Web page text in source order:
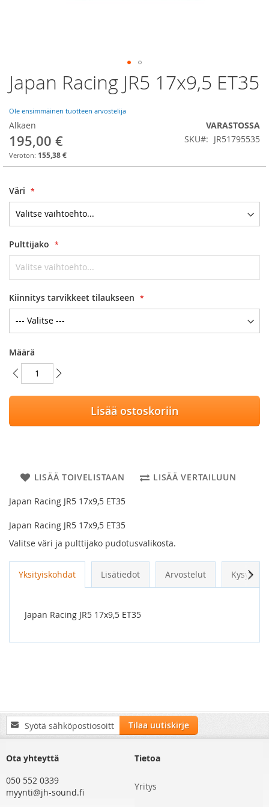
Japan Racing JR5 17x9,5 ET35
Ole ensimmäinen tuotteen arvostelija
Alkaen
195,00 €
155,38 €
VARASTOSSA
SKU
JR51795535
Väri
Pulttijako
Kiinnitys tarvikkeet tilaukseen
Määrä
Lisää ostoskoriin
LISÄÄ TOIVELISTAAN LISÄÄ VERTAILUUN
Japan Racing JR5 17x9,5 ET35
Japan Racing JR5 17x9,5 ET35
Valitse väri ja pulttijako pudotusvalikosta.
Skip
to
beginning
of
the
images
gallery
Yksityiskohdat Lisätiedot Arvostelut
Japan Racing JR5 17x9,5 ET35
Tilaa
uutiskirjeemme:
Tilaa uutiskirje
Ota yhteyttä
050 552 0339
myynti@jh-sound.fi
Tietoa
Yritys